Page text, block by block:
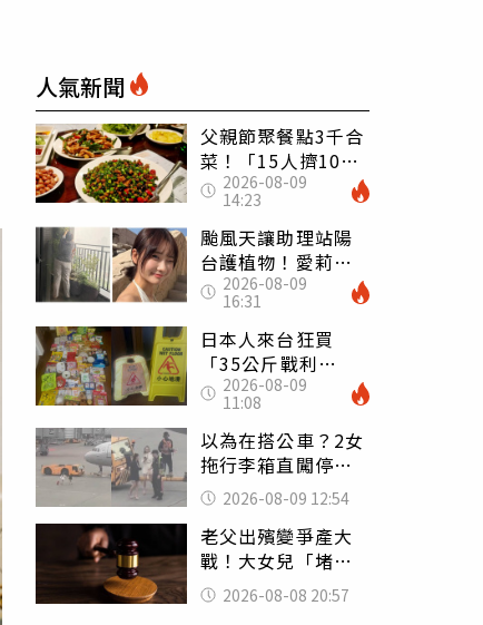
人氣新聞
父親節聚餐點3千合
菜！「15人擠10人
桌」她餓到崩潰
網傻眼：讓店家看
笑話
2026-08-09
14:23
颱風天讓助理站陽
台護植物！愛莉莎
莎挨轟 笑回：他
不會被吹出去
2026-08-09
16:31
日本人來台狂買
「35公斤戰利
品」 連拜拜用紅
盤、「小心地滑」
告示牌也帶回家
2026-08-09
11:08
以為在搭公車？2女
拖行李箱直闖停機
坪「揮手攔機」
荒謬影片曝網傻眼
2026-08-09 12:54
老父出殯變爭產大
戰！大女兒「堵門
鎖靈堂」討千萬
法院判決出爐
2026-08-08 20:57